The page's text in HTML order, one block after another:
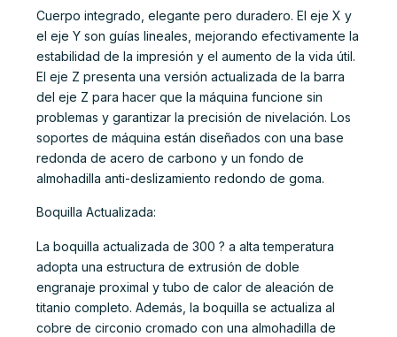
Cuerpo integrado, elegante pero duradero. El eje X y
el eje Y son guías lineales, mejorando efectivamente la
estabilidad de la impresión y el aumento de la vida útil.
El eje Z presenta una versión actualizada de la barra
del eje Z para hacer que la máquina funcione sin
problemas y garantizar la precisión de nivelación. Los
soportes de máquina están diseñados con una base
redonda de acero de carbono y un fondo de
almohadilla anti-deslizamiento redondo de goma.
Boquilla Actualizada:
La boquilla actualizada de 300 ? a alta temperatura
adopta una estructura de extrusión de doble
engranaje proximal y tubo de calor de aleación de
titanio completo. Además, la boquilla se actualiza al
cobre de circonio cromado con una almohadilla de